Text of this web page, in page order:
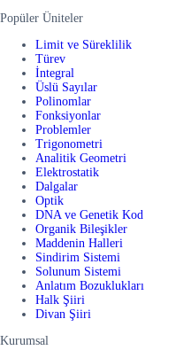
Popüler Üniteler
Limit ve Süreklilik
Türev
İntegral
Üslü Sayılar
Polinomlar
Fonksiyonlar
Problemler
Trigonometri
Analitik Geometri
Elektrostatik
Dalgalar
Optik
DNA ve Genetik Kod
Organik Bileşikler
Maddenin Halleri
Sindirim Sistemi
Solunum Sistemi
Anlatım Bozuklukları
Halk Şiiri
Divan Şiiri
Kurumsal